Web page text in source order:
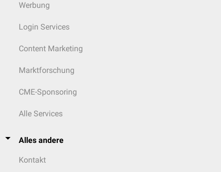
Werbung
Login Services
Content Marketing
Marktforschung
CME-Sponsoring
Alle Services
Alles andere
Kontakt